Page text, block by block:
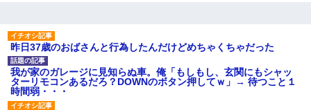
昨日37歳のおばさんと行為したんだけどめちゃくちゃだった
我が家のガレージに見知らぬ車。俺「もしもし、玄関にもシャッ
ターリモコンあるだろ？DOWNのボタン押してｗ」→ 待つこと１
時間弱・・・